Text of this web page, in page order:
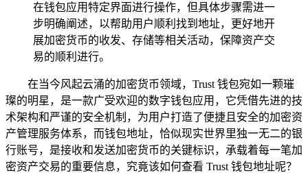
在钱包应用特定界面进行操作，但具体步骤需进一
步明确阐述，以帮助用户顺利找到地址，更好地开
展加密货币的收发、存储等相关活动，保障资产交
易的顺利进行。
在当今风起云涌的加密货币领域，Trust 钱包宛如一颗璀
璨的明星，是一款广受欢迎的数字钱包应用，它凭借先进的技
术架构和严谨的安全机制，为用户打造了便捷且安全的加密资
产管理服务体系，而钱包地址，恰似现实世界里独一无二的银
行账号，是接收和发送加密货币的关键标识，承载着每一笔加
密资产交易的重要信息，究竟该如何查看 Trust 钱包地址呢？